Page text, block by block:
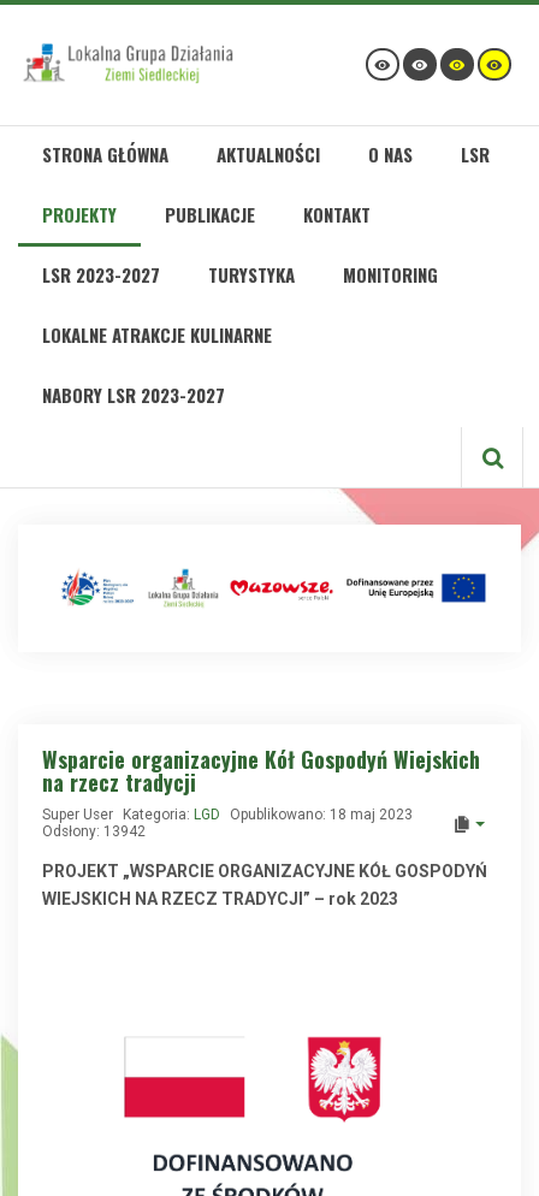
STRONA GŁÓWNA AKTUALNOŚCI O NAS LSR
PROJEKTY PUBLIKACJE KONTAKT
LSR 2023-2027 TURYSTYKA MONITORING
LOKALNE ATRAKCJE KULINARNE
NABORY LSR 2023-2027
Wsparcie organizacyjne Kół Gospodyń Wiejskich
na rzecz tradycji
Super User Kategoria: LGD
Opublikowano: 18 maj 2023
Odsłony: 13942
PROJEKT „WSPARCIE ORGANIZACYJNE KÓŁ GOSPODYŃ
WIEJSKICH NA RZECZ TRADYCJI” – rok 2023